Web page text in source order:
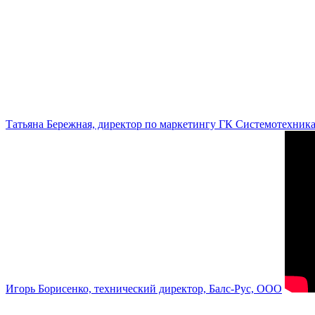
Татьяна Бережная, директор по маркетингу ГК Системотехника
Игорь Борисенко, технический директор, Балс-Рус, ООО